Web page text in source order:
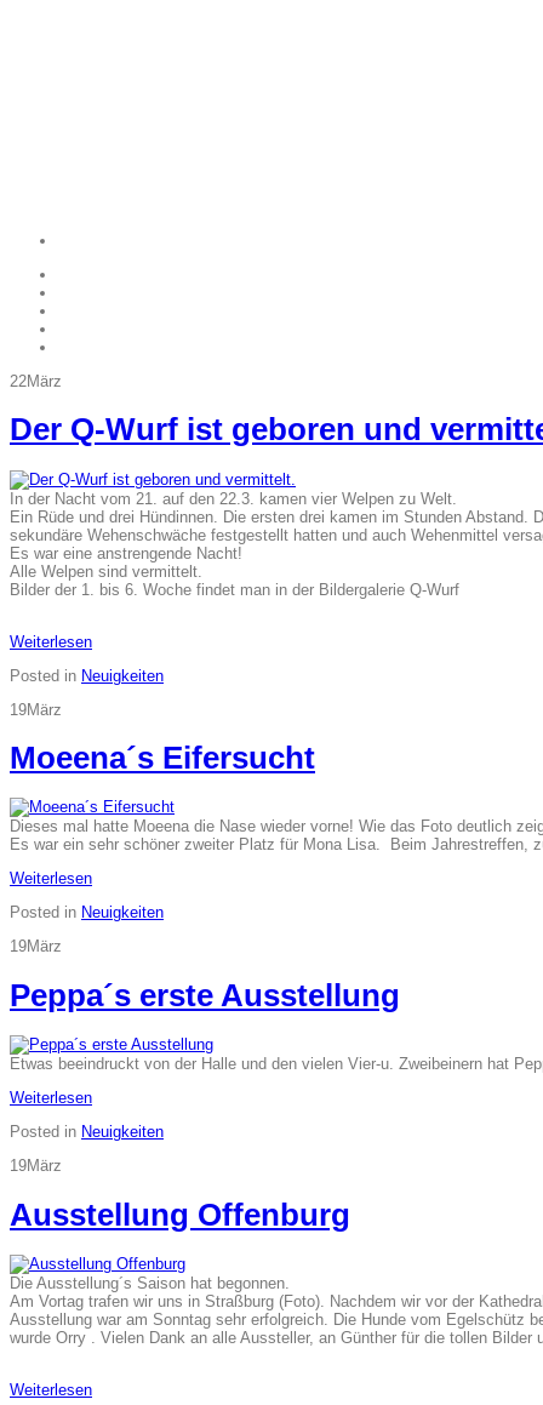
22März
Der Q-Wurf ist geboren und
In der Nacht vom 21. auf den 22.3. kamen vier Welpen zu Welt.
Ein Rüde und drei Hündinnen. Die ersten drei kamen im Stunden
sekundäre Wehenschwäche festgestellt hatten und auch Wehenmittel
Es war eine anstrengende Nacht!
Alle Welpen sind vermittelt.
Bilder der 1. bis 6. Woche findet man in der Bildergalerie Q-Wurf
Weiterlesen
Posted in Neuigkeiten
19März
Moeena´s Eifersucht
Dieses mal hatte Moeena die Nase wieder vorne! Wie das Foto deutlich
Es war ein sehr schöner zweiter Platz für Mona Lisa. Beim Jahrestreffen,
Weiterlesen
Posted in Neuigkeiten
19März
Peppa´s erste Ausstellung
Etwas beeindruckt von der Halle und den vielen Vier-u. Zweibeinern hat
Weiterlesen
Posted in Neuigkeiten
19März
Ausstellung Offenburg
Die Ausstellung´s Saison hat begonnen.
Am Vortag trafen wir uns in Straßburg (Foto). Nachdem wir vor der
Ausstellung war am Sonntag sehr erfolgreich. Die Hunde vom Egelschütz
wurde Orry . Vielen Dank an alle Aussteller, an Günther für die tollen Bilder
Weiterlesen